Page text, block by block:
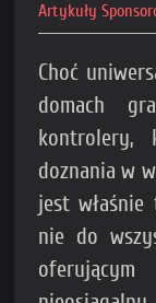
Artykuły
Choć
domach
kontrolery,
doznania w
jest
nie do